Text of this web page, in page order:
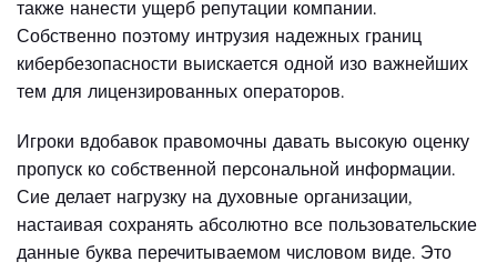
также нанести ущерб репутации компании.
Собственно поэтому интрузия надежных границ
кибербезопасности выискается одной изо важнейших
тем для лицензированных операторов.
Игроки вдобавок правомочны давать высокую оценку
пропуск ко собственной персональной информации.
Сие делает нагрузку на духовные организации,
настаивая сохранять абсолютно все пользовательские
данные буква перечитываемом числовом виде. Это